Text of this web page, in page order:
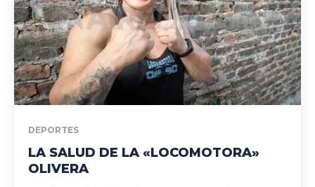
DEPORTES
LA SALUD DE LA «LOCOMOTORA»
OLIVERA